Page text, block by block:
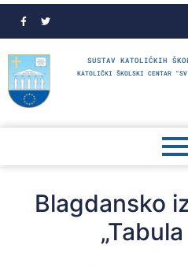
SUSTAV KATOLIČKIH
KATOLIČKI ŠKOLSKI CENTAR
Blagdansko